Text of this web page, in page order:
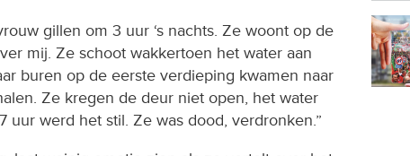
gillen om 3 uur ‘s nachts. Ze woont op de
mij. Ze schoot wakkertoen het water aan
buren op de eerste verdieping kwamen naar
Ze kregen de deur niet open, het water
uur werd het stil. Ze was dood, verdronken.”